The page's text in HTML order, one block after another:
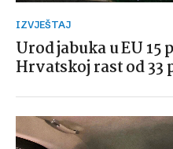
IZVJEŠTAJ
Urod jabuka u EU 15
Hrvatskoj rast od 33